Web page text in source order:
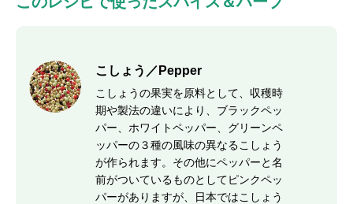
こしょう／Pepper
こしょうの果実を原料として、収穫時
期や製法の違いにより、ブラックペッ
パー、ホワイトペッパー、グリーンペ
ッパーの３種の風味の異なるこしょう
が作られます。その他にペッパーと名
前がついているものとしてピンクペッ
パーがありますが、日本ではこしょう